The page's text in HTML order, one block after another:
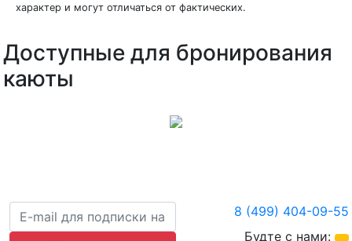
характер и могут отличаться от фактических.
Доступные для бронирования
каюты
8 (499) 404-09-55
Будте с нами: